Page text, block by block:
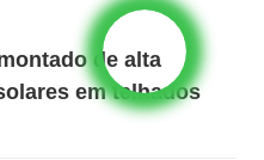
de alta
em telhados